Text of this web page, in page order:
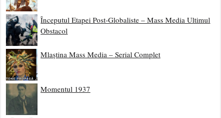
Începutul Etapei Post-Globaliste – Mass Media Ultimul
Obstacol
Mlaștina Mass Media – Serial Complet
Momentul 1937